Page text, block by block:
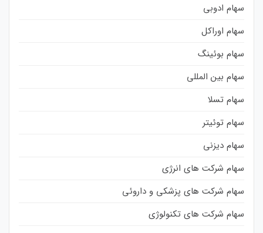
سهام ادوبی
سهام اوراکل
سهام بوئینگ
سهام بین المللی
سهام تسلا
سهام توئیتر
سهام دیزنی
سهام شرکت های انرژی
سهام شرکت های پزشکی و داروئی
سهام شرکت های تکنولوژی